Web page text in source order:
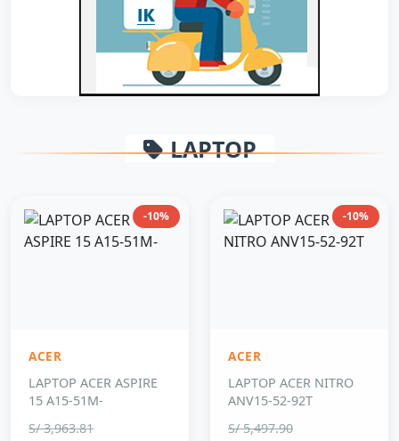
LAPTOP
-10%
ACER
LAPTOP ACER ASPIRE
15 A15-51M-
S/ 3,963.81
-10%
ACER
LAPTOP ACER NITRO
ANV15-52-92T
S/ 5,497.90